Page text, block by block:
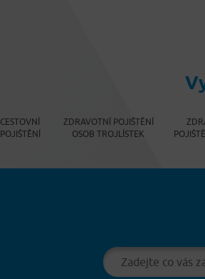
CESTOVNÍ
POJIŠTĚNÍ
ZDRAVOTNÍ POJIŠTĚNÍ
OSOB TROJLÍSTEK